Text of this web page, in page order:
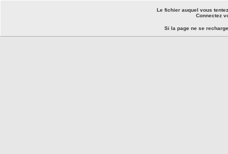
Le fichier auquel vous
Connectez
Si la page ne se